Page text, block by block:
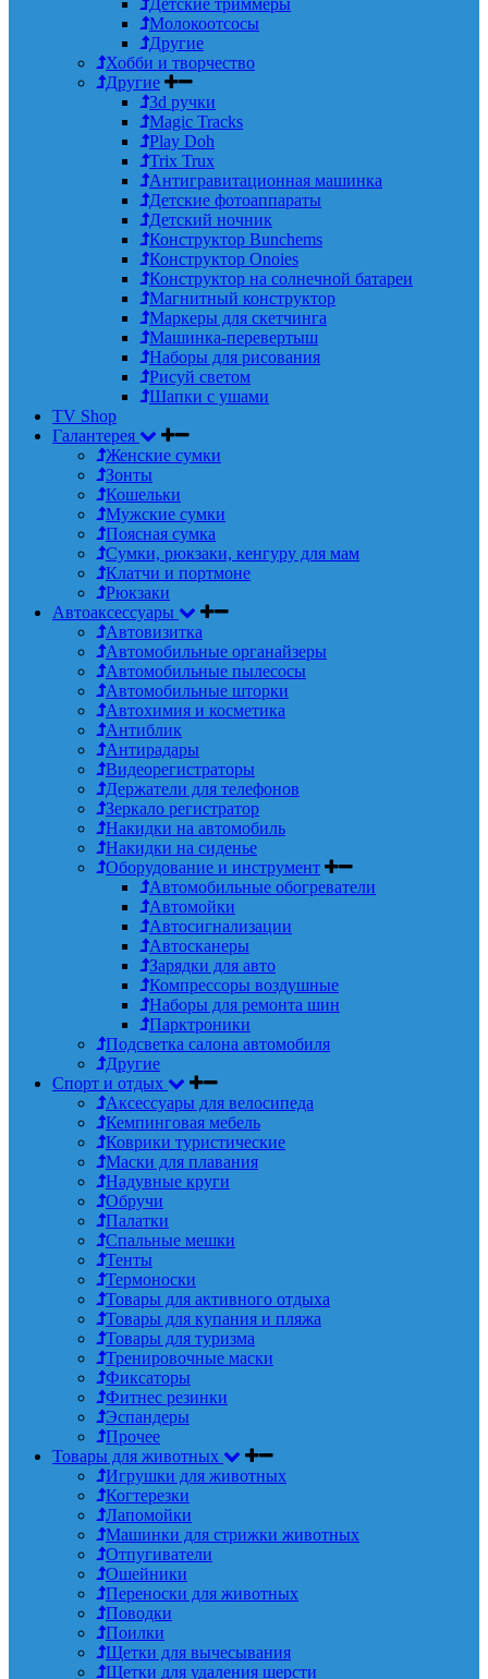
Молокоотсосы
Другие
Хобби и творчество
Другие
3d ручки
Magic Tracks
Play Doh
Trix Trux
Антигравитационная машинка
Детские фотоаппараты
Детский ночник
Конструктор Bunchems
Конструктор Onoies
Конструктор на солнечной батареи
Магнитный конструктор
Маркеры для скетчинга
Машинка-перевертыш
Наборы для рисования
Рисуй светом
Шапки с ушами
TV Shop
Галантерея
Женские сумки
Зонты
Кошельки
Мужские сумки
Поясная сумка
Сумки, рюкзаки, кенгуру для мам
Клатчи и портмоне
Рюкзаки
Автоаксессуары
Автовизитка
Автомобильные органайзеры
Автомобильные пылесосы
Автомобильные шторки
Автохимия и косметика
Антиблик
Антирадары
Видеорегистраторы
Держатели для телефонов
Зеркало регистратор
Накидки на автомобиль
Накидки на сиденье
Оборудование и инструмент
Автомобильные обогреватели
Автомойки
Автосигнализации
Автосканеры
Зарядки для авто
Компрессоры воздушные
Наборы для ремонта шин
Парктроники
Подсветка салона автомобиля
Другие
Спорт и отдых
Аксессуары для велосипеда
Кемпинговая мебель
Коврики туристические
Маски для плавания
Надувные круги
Обручи
Палатки
Спальные мешки
Тенты
Термоноски
Товары для активного отдыха
Товары для купания и пляжа
Товары для туризма
Тренировочные маски
Фиксаторы
Фитнес резинки
Эспандеры
Прочее
Товары для животных
Игрушки для животных
Когтерезки
Лапомойки
Машинки для стрижки животных
Отпугиватели
Ошейники
Переноски для животных
Поводки
Поилки
Щетки для вычесывания
Щетки для удаления шерсти